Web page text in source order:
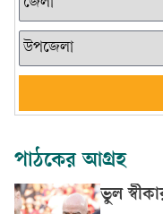
পাঠকের আগ্রহ
ভুল